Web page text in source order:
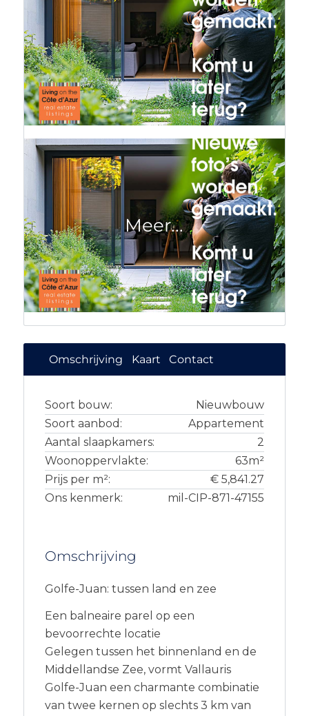
Omschrijving Kaart Contact
Soort bouw:
Nieuwbouw
Soort aanbod:
Appartement
Aantal slaapkamers:
2
Woonoppervlakte:
63m²
Prijs per m²:
€ 5,841.27
Ons kenmerk:
mil-CIP-871-47155
Omschrijving
Golfe-Juan: tussen land en zee
Een balneaire parel op een
bevoorrechte locatie
Gelegen tussen het binnenland en de
Middellandse Zee, vormt Vallauris
Golfe-Juan een charmante combinatie
van twee kernen op slechts 3 km van